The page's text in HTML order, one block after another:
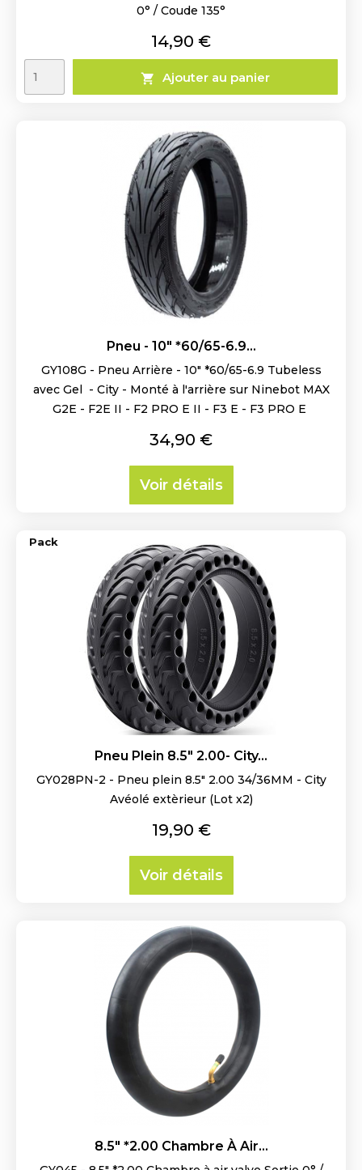
0° / Coude 135°
Prix
14,90 €
 Ajouter au panier
Pneu - 10" *60/65-6.9...
GY108G - Pneu Arrière - 10" *60/65-6.9 Tubeless
avec Gel - City - Monté à l'arrière sur Ninebot MAX
G2E - F2E II - F2 PRO E II - F3 E - F3 PRO E
Prix
34,90 €
Voir détails
Pneu Plein 8.5" 2.00- City...
GY028PN-2 - Pneu plein 8.5" 2.00 34/36MM - City
Avéolé extèrieur (Lot x2)
Prix
19,90 €
Voir détails
Pack
8.5" *2.00 Chambre À Air...